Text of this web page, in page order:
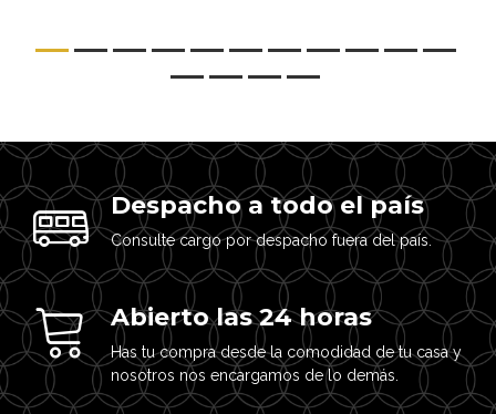
Despacho a todo el país
Consulte cargo por despacho fuera del país.
Abierto las 24 horas
Has tu compra desde la comodidad de tu casa y
nosotros nos encargamos de lo demás.